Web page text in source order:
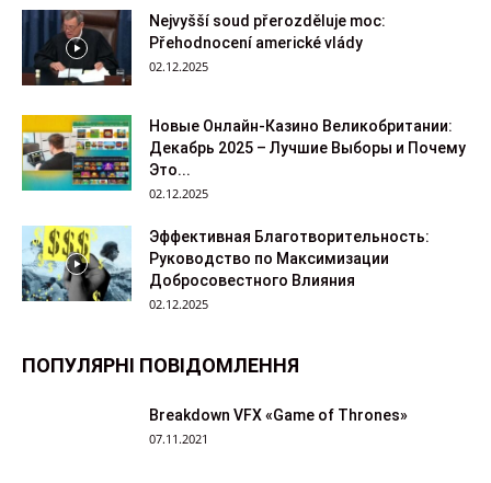
Nejvyšší soud přerozděluje moc:
Přehodnocení americké vlády
02.12.2025
Новые Онлайн-Казино Великобритании:
Декабрь 2025 – Лучшие Выборы и Почему
Это...
02.12.2025
Эффективная Благотворительность:
Руководство по Максимизации
Добросовестного Влияния
02.12.2025
ПОПУЛЯРНІ ПОВІДОМЛЕННЯ
Breakdown VFX «Game of Thrones»
07.11.2021